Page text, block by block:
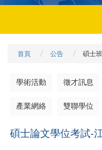
首頁 公告 碩士班
學術活動 徵才訊息
產業網絡 雙聯學位
碩士論文學位考試-